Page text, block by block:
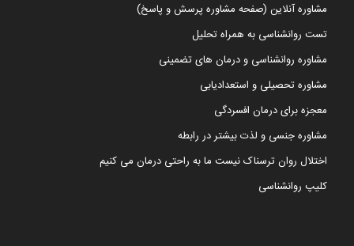
مشاوره آنلاین (صفحه مشاوره پرسش و پاسخ)
تست روانشناسی به همراه تحلیل
مشاوره روانشناسی و درمان های تضمینی
مشاوره تحصیلی و استعدادیابی
معجزه برای درمان افسردگی
مشاوره جنسی و لذت بیشتر در رابطه
اختلال روان ترسناک نیست ما به راحتی درمان می کنیم
کلیپ روانشناسی